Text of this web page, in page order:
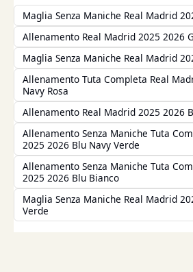
Maglia Senza Maniche Real Madrid
Allenamento Real Madrid 2025 2026
Maglia Senza Maniche Real Madrid
Allenamento Tuta Completa Real
Navy Rosa
Allenamento Real Madrid 2025 2026
Allenamento Senza Maniche Tuta
2025 2026 Blu Navy Verde
Allenamento Senza Maniche Tuta
2025 2026 Blu Bianco
Maglia Senza Maniche Real Madrid
Verde